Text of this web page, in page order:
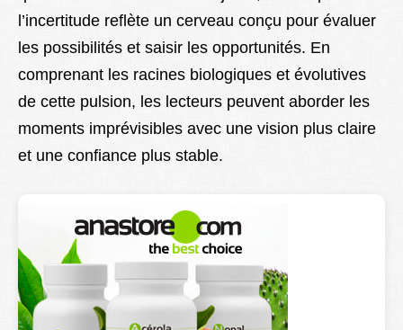
l’incertitude reflète un cerveau conçu pour évaluer
les possibilités et saisir les opportunités. En
comprenant les racines biologiques et évolutives
de cette pulsion, les lecteurs peuvent aborder les
moments imprévisibles avec une vision plus claire
et une confiance plus stable.